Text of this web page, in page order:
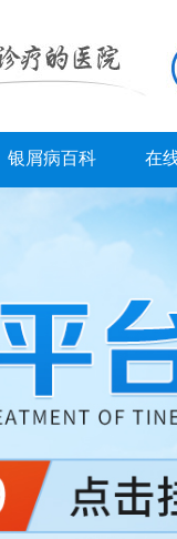
银屑病百科 在